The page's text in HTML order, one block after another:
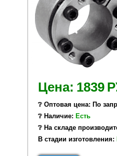
Цена: 1839
❔ Оптовая цена: По
❔ Наличие: Есть
❔ На складе
В стадии изготовления: